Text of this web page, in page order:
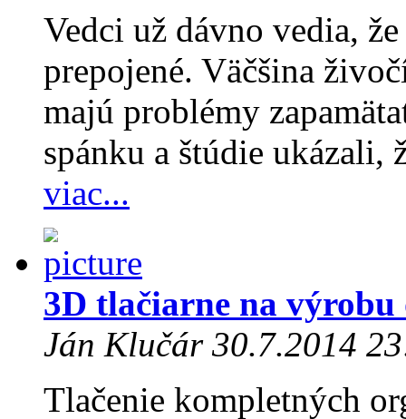
Vedci už dávno vedia,
prepojené. Väčšina
majú problémy
spánku a štúdie ukázali,
viac...
3D tlačiarne na
Ján Klučár 30.7.2014
Tlačenie kompletných